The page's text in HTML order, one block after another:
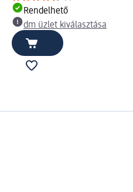
Rendelhető
dm üzlet kiválasztása